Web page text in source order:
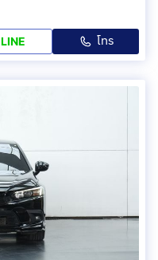
LINE โทร